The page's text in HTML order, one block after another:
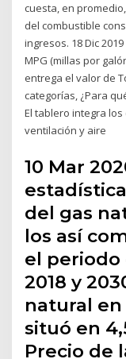
cuesta, en
del combustible
ingresos. 18 Dic
MPG (millas por
entrega el valor de
categorías, ¿Para
El tablero integra
ventilación y aire
10 Mar
del gas
los así
el
2018 y
natural en
situó en
Precio de